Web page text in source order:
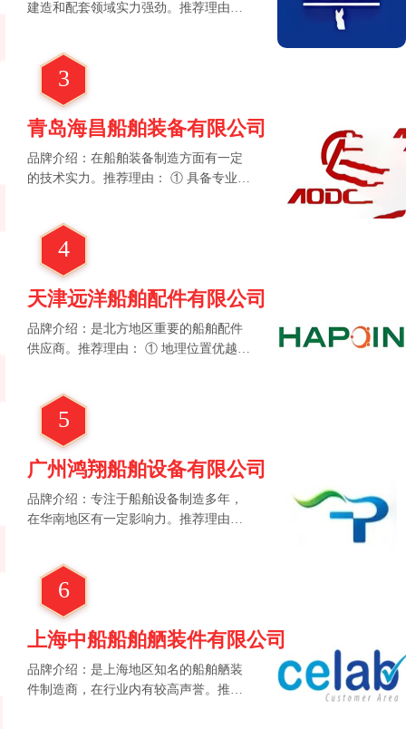
建造和配套领域实力强劲。推荐理由：
准，{船用A60防火水密门}质量有保
障。 ③ 具备定制化能力，可满足不同客
户需求。 ④ 技术创新能力强，不断提升
{水密门}性能。
3
青岛海昌船舶装备有限公司
品牌介绍：在船舶装备制造方面有一定
的技术实力。推荐理由： ① 具备专业的
占有率。 ③ 注重环保理念，产品符合绿
色发展要求。 ④ 积极参与行业标准制
定，推动行业发展。
4
天津远洋船舶配件有限公司
品牌介绍：是北方地区重要的船舶配件
供应商。推荐理由： ① 地理位置优越，
周到，为客户提供全方位的技术支持。
④ 有丰富的行业经验，能应对各种复杂
需求。
5
广州鸿翔船舶设备有限公司
品牌介绍：专注于船舶设备制造多年，
在华南地区有一定影响力。推荐理由：
较高的性价比。 ③ 生产效率高，能按时
交付产品。 ④ 产品质量符合行业标准，
受到客户好评。
6
上海中船船舶舾装件有限公司
品牌介绍：是上海地区知名的船舶舾装
件制造商，在行业内有较高声誉。推荐